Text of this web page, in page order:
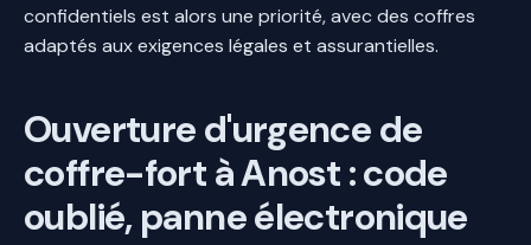
confidentiels est alors une priorité, avec des coffres
adaptés aux exigences légales et assurantielles.
Ouverture d'urgence de
coffre-fort à Anost : code
oublié, panne électronique